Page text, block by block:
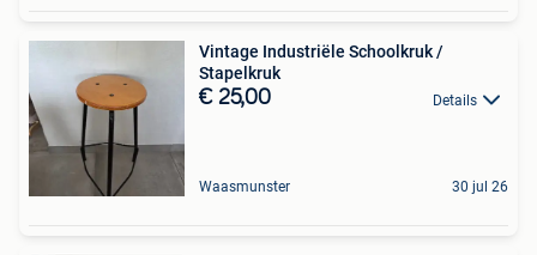
Vintage Industriële Schoolkruk /
Stapelkruk
€ 25,00 Details
Waasmunster 30 jul 26